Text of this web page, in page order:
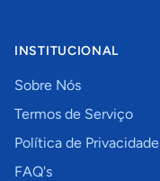
INSTITUCIONAL
Sobre Nós
Termos de Serviço
Política de Privacidade
FAQ's